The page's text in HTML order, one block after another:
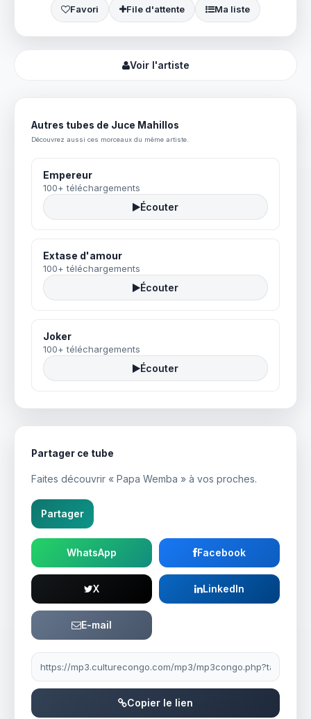
Favori File d'attente Ma liste
Voir l'artiste
Autres tubes de Juce Mahillos
Découvrez aussi ces morceaux du même artiste.
Empereur
100+ téléchargements
Écouter
Extase d'amour
100+ téléchargements
Écouter
Joker
100+ téléchargements
Écouter
Partager ce tube
Faites découvrir « Papa Wemba » à vos proches.
Partager
WhatsApp Facebook
X LinkedIn
E-mail
Lien à partager
Copier le lien